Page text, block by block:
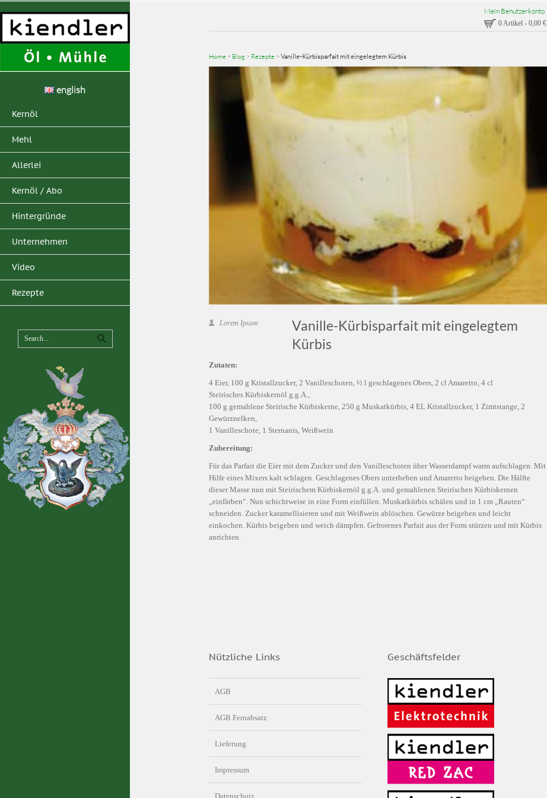
english
Kernöl
Mehl
Allerlei
Kernöl / Abo
Hintergründe
Unternehmen
Video
Rezepte
Mein Benutzerkonto
0 Artikel - 0,00 €
Home > Blog > Rezepte > Vanille-Kürbisparfait mit eingelegtem Kürbis
Lorem Ipsum
Vanille-Kürbisparfait mit eingelegtem
Kürbis
Zutaten:
4 Eier, 100 g Kristallzucker, 2 Vanilleschoten, ½ l geschlagenes Obers, 2 cl Amaretto, 4 cl
Steirisches Kürbiskernöl g.g.A.,
100 g gemahlene Steirische Kürbiskerne, 250 g Muskatkürbis, 4 EL Kristallzucker, 1 Zimtstange, 2
Gewürznelken,
1 Vanilleschote, 1 Sternanis, Weißwein
Zubereitung:
Für das Parfait die Eier mit dem Zucker und den Vanilleschoten über Wasserdampf warm aufschlagen. Mit
Hilfe eines Mixers kalt schlagen. Geschlagenes Obers unterheben und Amaretto beigeben. Die Hälfte
dieser Masse nun mit Steirischem Kürbiskernöl g.g.A. und gemahlenen Steirischen Kürbiskernen
„einfärben“. Nun schichtweise in eine Form einfüllen. Muskatkürbis schälen und in 1 cm „Rauten“
schneiden. Zucker karamellisieren und mit Weißwein ablöschen. Gewürze beigeben und leicht
einkochen. Kürbis beigeben und weich dämpfen. Gefrorenes Parfait aus der Form stürzen und mit Kürbis
anrichten.
Nützliche Links
AGB
AGB Fernabsatz
Lieferung
Impressum
Datenschutz
Geschäftsfelder